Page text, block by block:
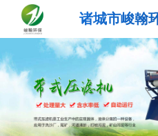
诸城市峻翰